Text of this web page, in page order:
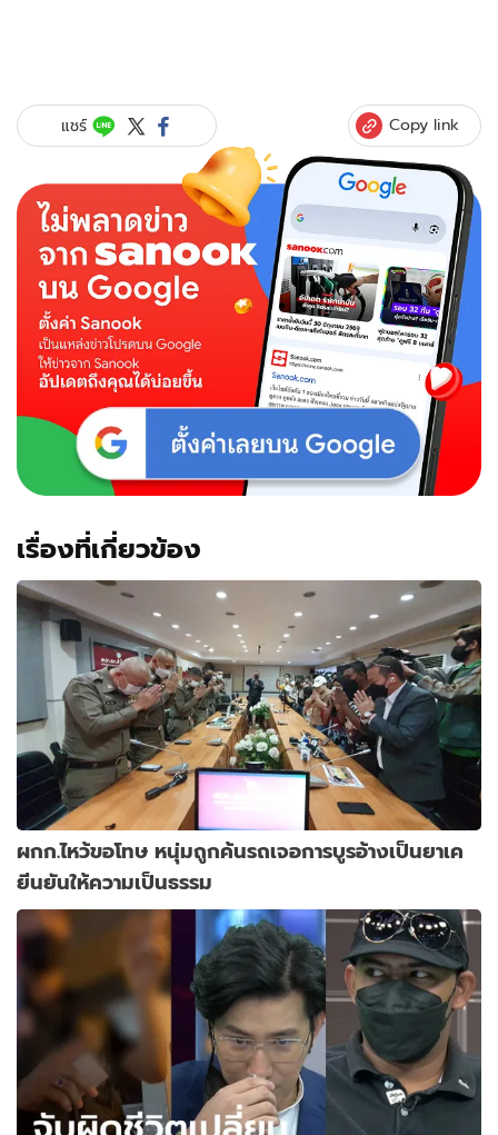
แชร์ Copy link
เรื่องที่เกี่ยวข้อง
ผกก.ไหว้ขอโทษ หนุ่มถูกค้นรถเจอการบูรอ้างเป็นยาเค
ยีนยันให้ความเป็นธรรม